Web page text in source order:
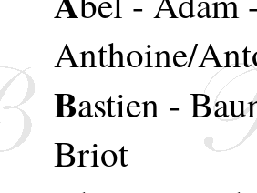
Anthoine/
Bastien -
Briot